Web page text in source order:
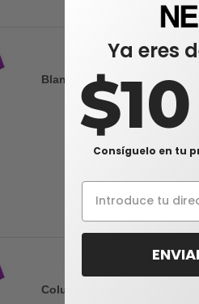
Blanca
Columbia Blue
Ya eres
Consíguelo en tu